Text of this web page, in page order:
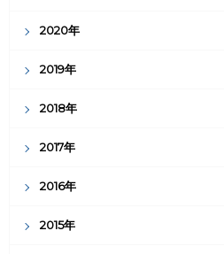
2020年
2019年
2018年
2017年
2016年
2015年